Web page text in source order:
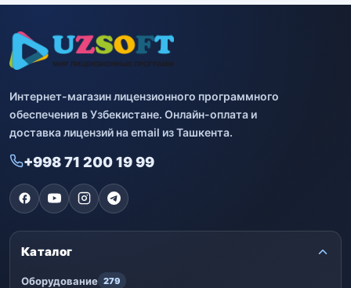
Интернет-магазин лицензионного программного
обеспечения в Узбекистане. Онлайн-оплата и
доставка лицензий на email из Ташкента.
+998 71 200 19 99
Каталог
Оборудование 279